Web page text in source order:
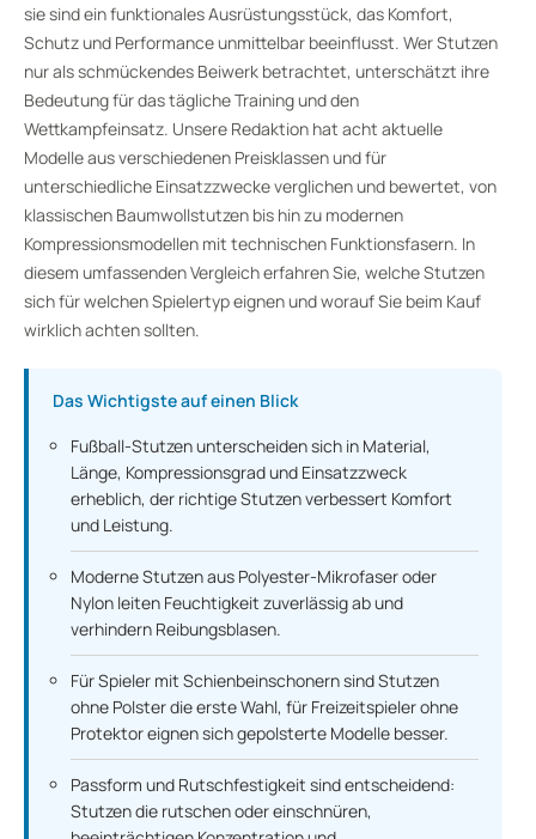
sie sind ein funktionales Ausrüstungsstück, das Komfort,
Schutz und Performance unmittelbar beeinflusst. Wer Stutzen
nur als schmückendes Beiwerk betrachtet, unterschätzt ihre
Bedeutung für das tägliche Training und den
Wettkampfeinsatz. Unsere Redaktion hat acht aktuelle
Modelle aus verschiedenen Preisklassen und für
unterschiedliche Einsatzzwecke verglichen und bewertet, von
klassischen Baumwollstutzen bis hin zu modernen
Kompressionsmodellen mit technischen Funktionsfasern. In
diesem umfassenden Vergleich erfahren Sie, welche Stutzen
sich für welchen Spielertyp eignen und worauf Sie beim Kauf
wirklich achten sollten.
Das Wichtigste auf einen Blick
Fußball-Stutzen unterscheiden sich in Material,
Länge, Kompressionsgrad und Einsatzzweck
erheblich, der richtige Stutzen verbessert Komfort
und Leistung.
Moderne Stutzen aus Polyester-Mikrofaser oder
Nylon leiten Feuchtigkeit zuverlässig ab und
verhindern Reibungsblasen.
Für Spieler mit Schienbeinschonern sind Stutzen
ohne Polster die erste Wahl, für Freizeitspieler ohne
Protektor eignen sich gepolsterte Modelle besser.
Passform und Rutschfestigkeit sind entscheidend:
Stutzen die rutschen oder einschnüren,